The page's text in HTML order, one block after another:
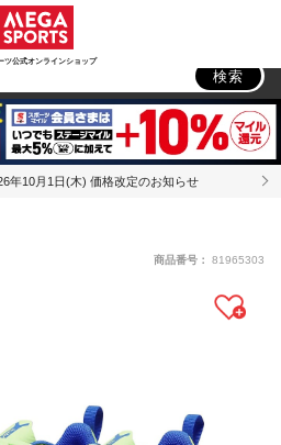
ツ公式オンラインショップ
検索
年10月1日(木) 価格改定のお知らせ
商品番号： 81965303